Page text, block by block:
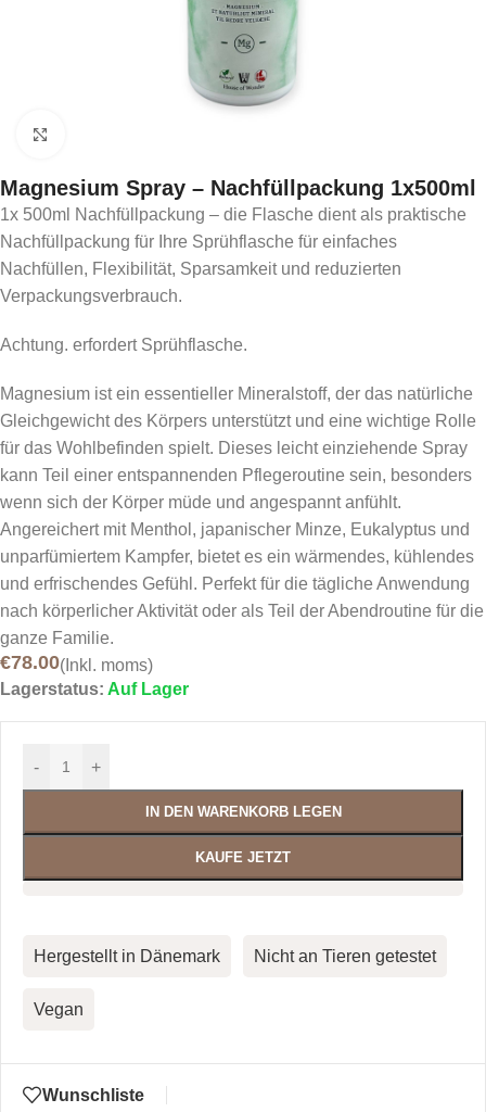
Magnesium Spray – Nachfüllpackung 1x500ml
1x 500ml Nachfüllpackung – die Flasche dient als praktische
Nachfüllpackung für Ihre Sprühflasche für einfaches
Nachfüllen, Flexibilität, Sparsamkeit und reduzierten
Verpackungsverbrauch.
Achtung. erfordert Sprühflasche.
Magnesium ist ein essentieller Mineralstoff, der das natürliche
Gleichgewicht des Körpers unterstützt und eine wichtige Rolle
für das Wohlbefinden spielt. Dieses leicht einziehende Spray
kann Teil einer entspannenden Pflegeroutine sein, besonders
wenn sich der Körper müde und angespannt anfühlt.
Angereichert mit Menthol, japanischer Minze, Eukalyptus und
unparfümiertem Kampfer, bietet es ein wärmendes, kühlendes
und erfrischendes Gefühl. Perfekt für die tägliche Anwendung
nach körperlicher Aktivität oder als Teil der Abendroutine für die
ganze Familie.
€78.00(Inkl. moms)
Lagerstatus: Auf Lager
- +
IN DEN WARENKORB LEGEN
KAUFE JETZT
Hergestellt in Dänemark Nicht an Tieren getestet
Vegan
Wunschliste